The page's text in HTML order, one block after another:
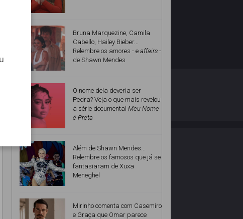
Bruna Marquezine, Camila
Cabello, Hailey Bieber...
Relembre os amores - e affairs -
de Shawn Mendes
O nome dela deveria ser
Pedra? Veja o que mais revelou
a série documental Meu Nome
é Preta
Além de Shawn Mendes...
Relembre os famosos que já se
fantasiaram de Xuxa
Meneghel
Mirinho comenta com Casemiro
e Graça que Omar parece
NO ESTRELANDO
Desenvolvido por